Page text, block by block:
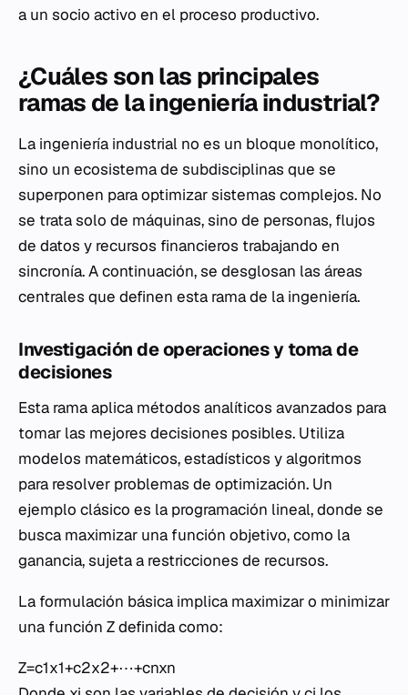
a un socio activo en el proceso productivo.
¿Cuáles son las principales
ramas de la ingeniería industrial?
La ingeniería industrial no es un bloque monolítico,
sino un ecosistema de subdisciplinas que se
superponen para optimizar sistemas complejos. No
se trata solo de máquinas, sino de personas, flujos
de datos y recursos financieros trabajando en
sincronía. A continuación, se desglosan las áreas
centrales que definen esta rama de la ingeniería.
Investigación de operaciones y toma de
decisiones
Esta rama aplica métodos analíticos avanzados para
tomar las mejores decisiones posibles. Utiliza
modelos matemáticos, estadísticos y algoritmos
para resolver problemas de optimización. Un
ejemplo clásico es la programación lineal, donde se
busca maximizar una función objetivo, como la
ganancia, sujeta a restricciones de recursos.
La formulación básica implica maximizar o minimizar
una función Z definida como:
Z=c1​x1​+c2​x2​+⋯+cn​xn​